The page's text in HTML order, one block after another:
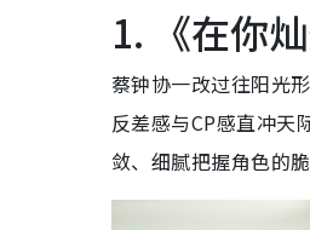
1. 《在你
蔡钟协一改过往阳光
反差感与CP感直冲天
敛、细腻把握角色的